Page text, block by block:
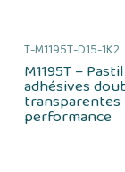
T-M1195T-D15-1K2
M1195T –
adhésives
performance